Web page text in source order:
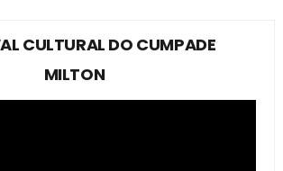
CULTURAL DO CUMPADE
MILTON